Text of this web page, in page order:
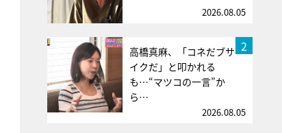
2026.08.05
2
高橋真麻、「コネだブサ
イクだ」と叩かれる
も…“マツコの一言”か
ら…
2026.08.05